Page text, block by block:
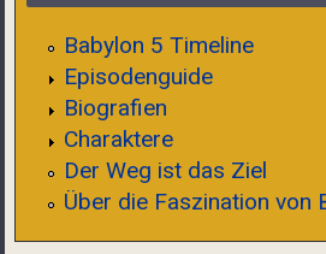
Babylon 5 Timeline
Episodenguide
Biografien
Charaktere
Der Weg ist das Ziel
Über die Faszination von